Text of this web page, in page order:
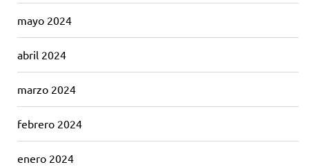
mayo 2024
abril 2024
marzo 2024
febrero 2024
enero 2024